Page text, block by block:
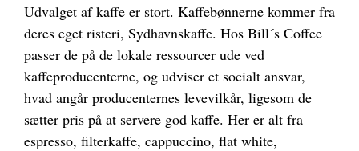
Udvalget af kaffe er stort. Kaffebønnerne kommer fra
deres eget risteri, Sydhavnskaffe. Hos Bill´s Coffee
passer de på de lokale ressourcer ude ved
kaffeproducenterne, og udviser et socialt ansvar,
hvad angår producenternes levevilkår, ligesom de
sætter pris på at servere god kaffe. Her er alt fra
espresso, filterkaffe, cappuccino, flat white,